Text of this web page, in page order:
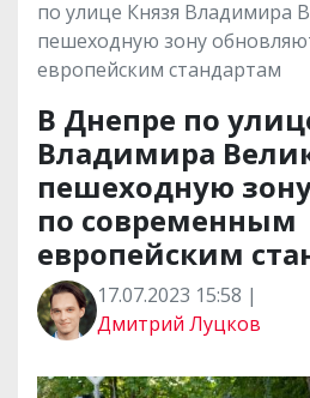
по улице Князя Владимира
пешеходную зону
европейским стандартам
В Днепре по
Владимира
пешеходную
по современным
европейским
17.07.2023 15:58 |
Дмитрий Луцков